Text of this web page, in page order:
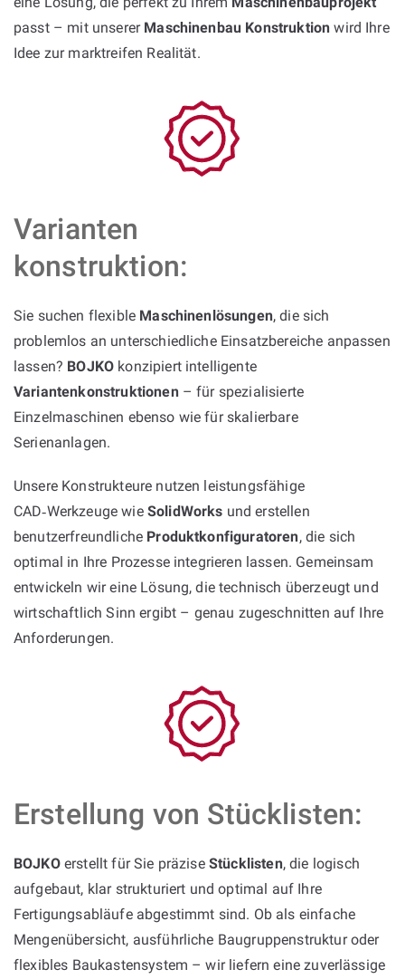
passt – mit unserer Maschinenbau Konstruktion wird Ihre
Idee zur marktreifen Realität.
Varianten
konstruktion:
Sie suchen flexible Maschinenlösungen, die sich
problemlos an unterschiedliche Einsatzbereiche anpassen
lassen? BOJKO konzipiert intelligente
Variantenkonstruktionen– für spezialisierte
Einzelmaschinen ebenso wie für skalierbare
Serienanlagen.
Unsere Konstrukteure nutzen leistungsfähige
CAD‑Werkzeuge wie SolidWorks und erstellen
benutzerfreundliche Produktkonfiguratoren, die sich
optimal in Ihre Prozesse integrieren lassen. Gemeinsam
entwickeln wir eine Lösung, die technisch überzeugt und
wirtschaftlich Sinn ergibt – genau zugeschnitten auf Ihre
Anforderungen.
Erstellung von Stücklisten:
BOJKOerstellt für Sie präzise Stücklisten, die logisch
aufgebaut, klar strukturiert und optimal auf Ihre
Fertigungsabläufe abgestimmt sind. Ob als einfache
Mengenübersicht, ausführliche Baugruppenstruktur oder
flexibles Baukastensystem – wir liefern eine zuverlässige